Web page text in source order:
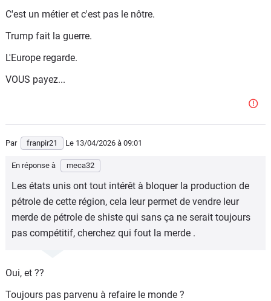
C'est un métier et c'est pas le nôtre.
Trump fait la guerre.
L'Europe regarde.
VOUS payez...
Par franpir21 Le 13/04/2026 à 09:01
En réponse à meca32
Les états unis ont tout intérêt à bloquer la production de
pétrole de cette région, cela leur permet de vendre leur
merde de pétrole de shiste qui sans ça ne serait toujours
pas compétitif, cherchez qui fout la merde .
Oui, et ??
Toujours pas parvenu à refaire le monde ?